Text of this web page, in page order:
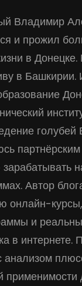
Владимир
и прожил
в
в
голубей
Автор
онлайн-
и
в интернете.
анализом
применимости